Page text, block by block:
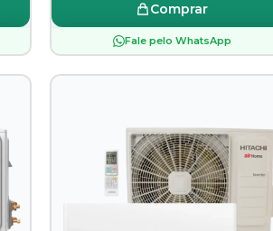
Comprar
Fale pelo WhatsApp